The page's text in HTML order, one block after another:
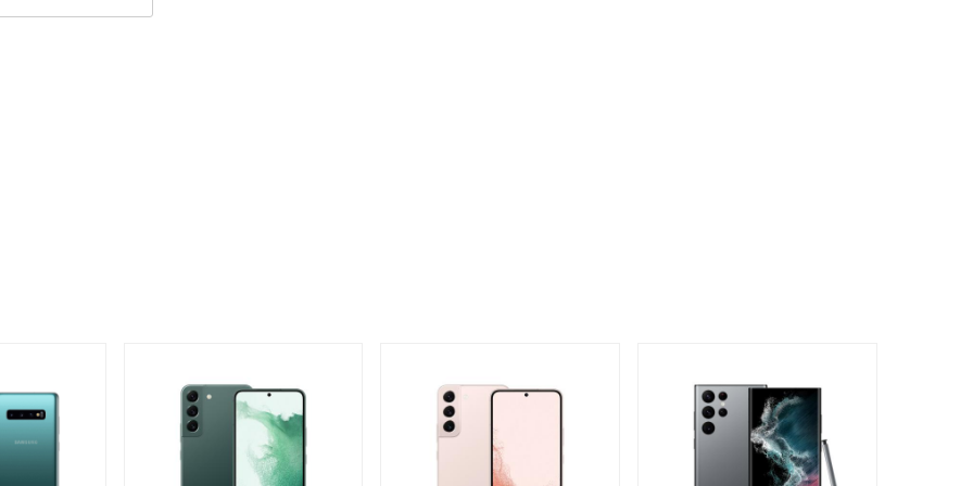
trên được thu hẹp đáng kể. Giúp người dùng có những trải
lớn.
mỏng và chắc chắn với khung kim loại cao cấp tạo nên chiếc
cầm nắm.
top